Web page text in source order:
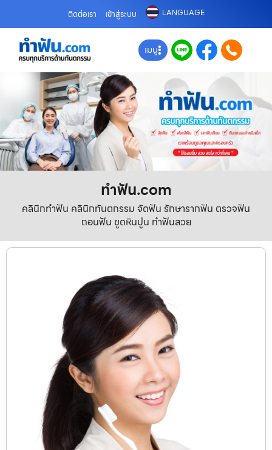
ติดต่อเรา เข้าสู่ระบบ LANGUAGE
เมนู
ทําฟัน.com
คลินิกทำฟัน คลินิกทันตกรรม จัดฟัน รักษารากฟัน ตรวจฟัน
ถอนฟัน ขูดหินปูน ทำฟันสวย